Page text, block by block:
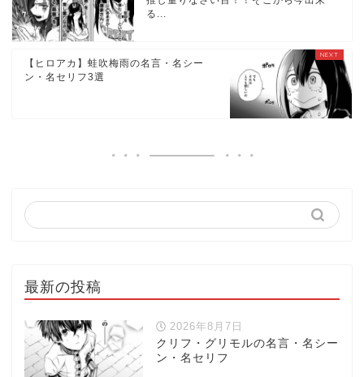
る...
【ヒロアカ】蛙吹梅雨の名言・名シー
ン・名セリフ3選
最新の投稿
2026年8月7日
クリフ・グリモルの名言・名シー
ン・名セリフ